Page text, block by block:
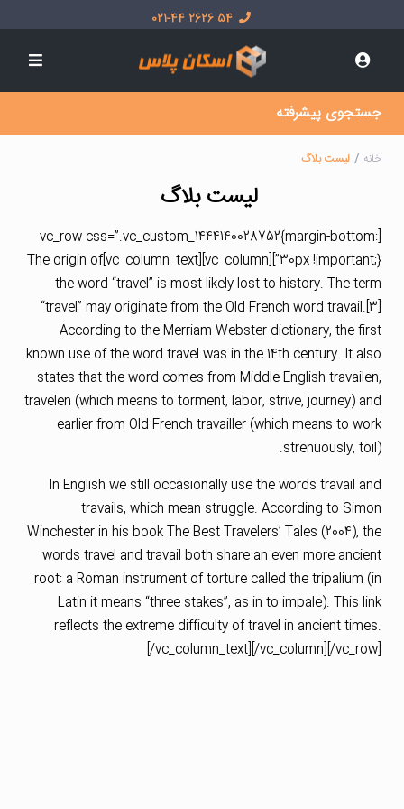
54 2626 021-44
جستجوی پیشرفته
خانه لیست بلاگ
لیست بلاگ
[vc_row css=”.vc_custom_1444140028752{margin-bottom:
30px !important;}”][vc_column][vc_column_text]The origin of
the word “travel” is most likely lost to history. The term
“travel” may originate from the Old French word travail.[3]
According to the Merriam Webster dictionary, the first
known use of the word travel was in the 14th century. It also
states that the word comes from Middle English travailen,
travelen (which means to torment, labor, strive, journey) and
earlier from Old French travailler (which means to work
strenuously, toil).
In English we still occasionally use the words travail and
travails, which mean struggle. According to Simon
Winchester in his book The Best Travelers’ Tales (2004), the
words travel and travail both share an even more ancient
root: a Roman instrument of torture called the tripalium (in
Latin it means “three stakes”, as in to impale). This link
reflects the extreme difficulty of travel in ancient times.
[/vc_column_text][/vc_column][/vc_row]